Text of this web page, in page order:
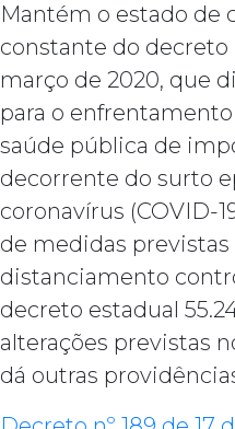
Mantém o estado de
constante do
março de 2020, que
para o
saúde pública de
decorrente do surto
coronavírus (COVID-
de medidas
distanciamento
decreto estadual
alterações previstas
dá outras